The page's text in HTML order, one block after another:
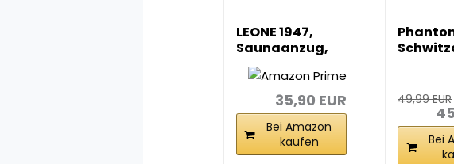
LEONE 1947,
Saunaanzug,
Schwarz, L/XL,
AB295
35,90 EUR
Bei Amazon
kaufen
49,99 EUR
Bei